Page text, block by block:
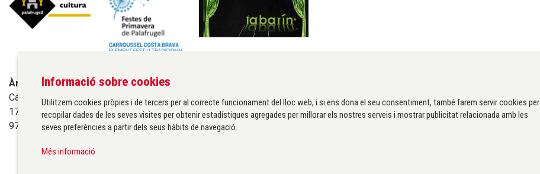
Àrea de cultura de l'Ajuntament de Palafrugell
Carrer Santa Margarida, 1
17200 Palafrugell
972 611 172 ·cultura@palafrugell.cat
Informació sobre cookies
Utilitzem cookies pròpies i de tercers per al correcte funcionament del lloc web, i si ens dona el seu consentiment, també farem servir cookies per
recopilar dades de les seves visites per obtenir estadístiques agregades per millorar els nostres serveis i mostrar publicitat relacionada amb les
seves preferències a partir dels seus hàbits de navegació.
Més informació